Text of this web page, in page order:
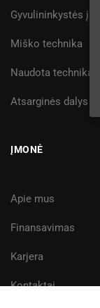
Gyvulininkystės
Miško technika
Naudota technika
Atsarginės dalys
ĮMONĖ
Apie mus
Finansavimas
Karjera
Kontaktai